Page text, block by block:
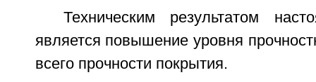
Техническим результатом
является повышение уровня
всего прочности покрытия.